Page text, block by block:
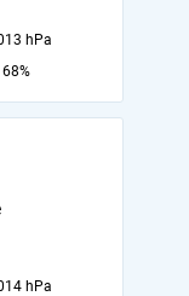
hPa
68%
hPa